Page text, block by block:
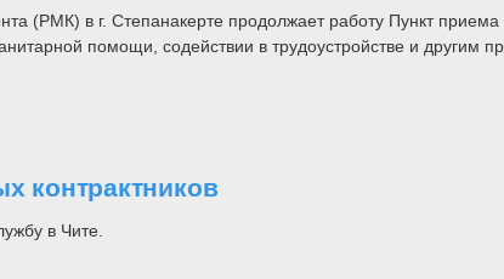
(РМК) в г. Степанакерте продолжает работу Пункт
помощи, содействии в трудоустройстве и другим
контрактников
в Чите.